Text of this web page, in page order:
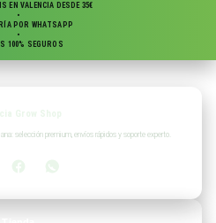
EN VALENCIA DESDE 35€
•
POR WHATSAPP
•
100% SEGUROS
selección premium, envíos rápidos y soporte experto.